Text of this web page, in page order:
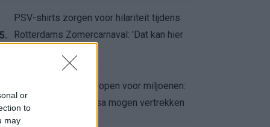
or
to
may
PSV-shirts zorgen voor hilariteit tijdens
Rotterdams Zomercarnaval: 'Dat kan hier
Feyenoord zet deur open voor miljoenen:
Ueda en Hadj Moussa mogen vertrekken